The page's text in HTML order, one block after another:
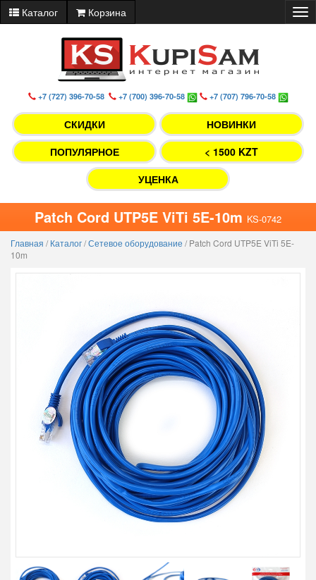
Каталог Корзина
+7 (727) 396-70-58 +7 (700) 396-70-58 +7 (707) 796-70-58
СКИДКИ
НОВИНКИ
ПОПУЛЯРНОЕ
< 1500 KZT
УЦЕНКА
Patch Cord UTP5E ViTi 5E-10m KS-0742
Главная /Каталог/Сетевое оборудование /Patch Cord UTP5E ViTi 5E-
10m